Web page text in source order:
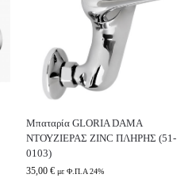
Μπαταρία GLORIA DAMA
ΝΤΟΥΖΙΕΡΑΣ ZINC ΠΛΗΡΗΣ (51-
0103)
35,00 € με Φ.Π.Α 24%